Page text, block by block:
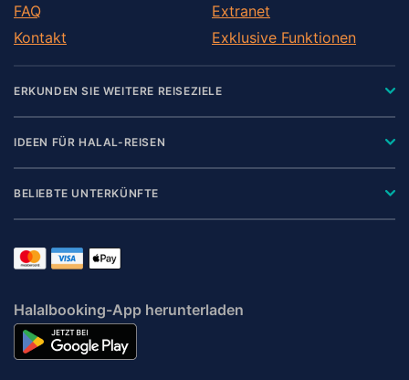
FAQ
Kontakt
Extranet
Exklusive Funktionen
ERKUNDEN SIE WEITERE REISEZIELE
IDEEN FÜR HALAL-REISEN
BELIEBTE UNTERKÜNFTE
Halalbooking-App herunterladen